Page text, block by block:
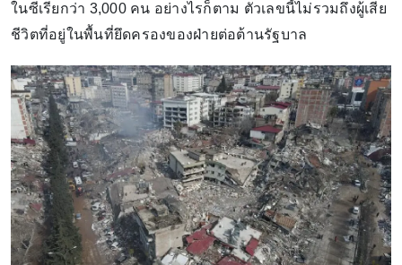
ในซีเรียกว่า 3,000 คน อย่างไรก็ตาม ตัวเลขนี้ไม่รวมถึงผู้เสีย
ชีวิตที่อยู่ในพื้นที่ยึดครองของฝ่ายต่อต้านรัฐบาล